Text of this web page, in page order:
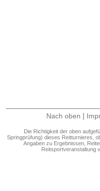
Nach oben |
Die Richtigkeit der oben
Springprüfung) dieses Reitturnieres,
Angaben zu Ergebnissen,
Reitsportveranstaltung